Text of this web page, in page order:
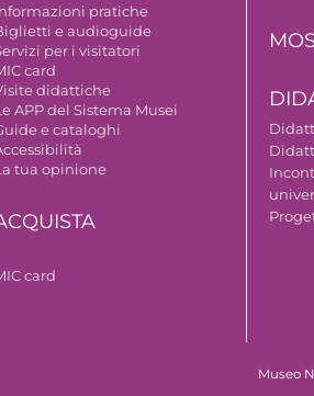
pratiche
e audioguide
per i visitatori
card
didattiche
APP del Sistema Musei
e cataloghi
tua opinione
card
Museo